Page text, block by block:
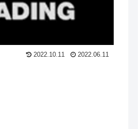
2022.10.11 2022.06.11